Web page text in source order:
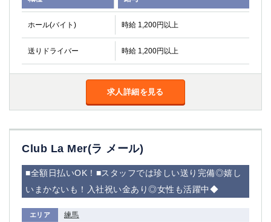
ホール(バイト) 時給 1,200円以上
送りドライバー 時給 1,200円以上
求人詳細を見る
Club La Mer(ラ メール)
■全額日払いOK！■スタッフでは珍しい送り完備◎嬉し
いまかないも！入社祝い金あり◎女性も活躍中◆
エリア 練馬